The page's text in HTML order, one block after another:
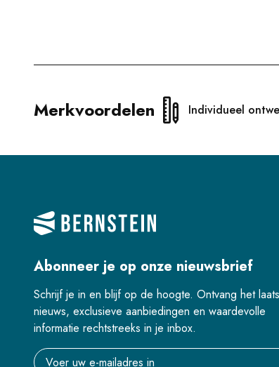
Merkvoordelen Individueel
Abonneer je op onze nieuwsbrief
Schrijf je in en blijf op de hoogte. Ontvang het
nieuws, exclusieve aanbiedingen en waardevolle
informatie rechtstreeks in je inbox.
Email address